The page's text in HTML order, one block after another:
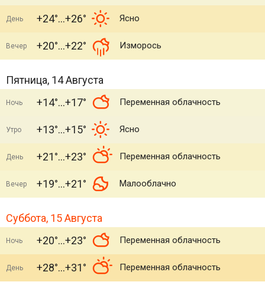
День +24° +26° Ясно
Вечер +20° +22° Изморось
Пятница, 14 Августа
Ночь +14° +17° Переменная облачность
Утро +13° +15° Ясно
День +21° +23° Переменная облачность
Вечер +19° +21° Малооблачно
Суббота, 15 Августа
Ночь +20° +23° Переменная облачность
День +28° +31° Переменная облачность